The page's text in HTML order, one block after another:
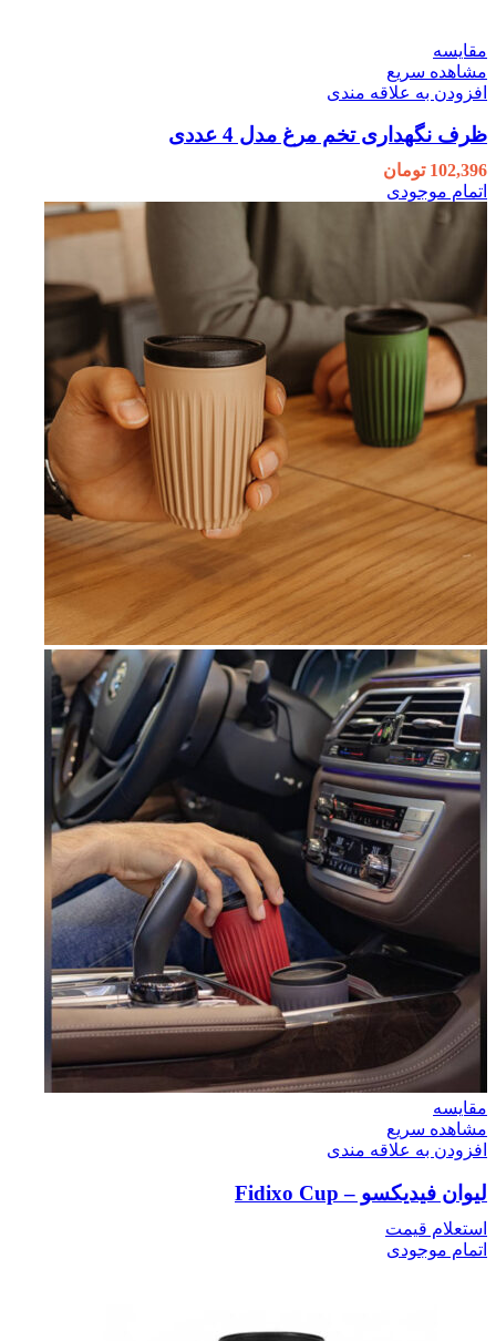
مقایسه
مشاهده سریع
افزودن به علاقه مندی
ظرف نگهداری تخم مرغ مدل 4 عددی
102,396 تومان
اتمام موجودی
مقایسه
مشاهده سریع
افزودن به علاقه مندی
لیوان فیدیکسو – Fidixo Cup
استعلام قیمت
اتمام موجودی